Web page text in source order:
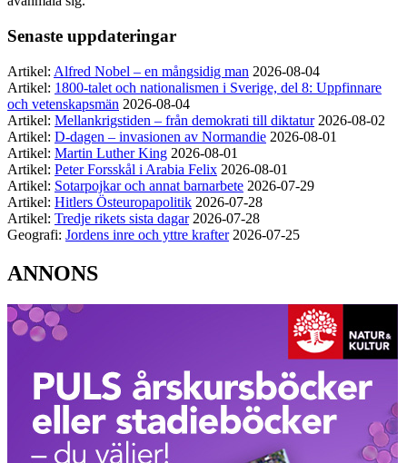
Senaste uppdateringar
Artikel: Alfred Nobel – en mångsidig man 2026-08-04
Artikel: 1800-talet och nationalismen i Sverige, del 8: Uppfinnare
och vetenskapsmän 2026-08-04
Artikel: Mellankrigstiden – från demokrati till diktatur 2026-08-02
Artikel: D-dagen – invasionen av Normandie 2026-08-01
Artikel: Martin Luther King 2026-08-01
Artikel: Peter Forsskål i Arabia Felix 2026-08-01
Artikel: Sotarpojkar och annat barnarbete 2026-07-29
Artikel: Hitlers Östeuropapolitik 2026-07-28
Artikel: Tredje rikets sista dagar 2026-07-28
Geografi: Jordens inre och yttre krafter 2026-07-25
ANNONS